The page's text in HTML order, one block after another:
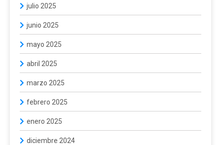
julio 2025
junio 2025
mayo 2025
abril 2025
marzo 2025
febrero 2025
enero 2025
diciembre 2024